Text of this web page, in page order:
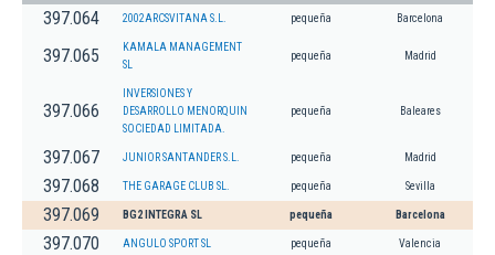
397.064 2002ARCSVITANA S.L. pequeña Barcelona
397.065
KAMALA MANAGEMENT
SL
pequeña Madrid
397.066
INVERSIONES Y
DESARROLLO MENORQUIN
SOCIEDAD LIMITADA.
pequeña Baleares
397.067 JUNIOR SANTANDER S.L. pequeña Madrid
397.068 THE GARAGE CLUB SL. pequeña Sevilla
397.069 BG2 INTEGRA SL pequeña Barcelona
397.070 ANGULO SPORT SL pequeña Valencia